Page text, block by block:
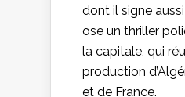
dont il signe
ose un thriller
la capitale, qui
production
et de France.